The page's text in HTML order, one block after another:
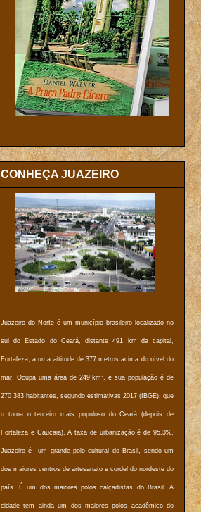
CONHEÇA JUAZEIRO
Juazeiro do Norte é um município brasileiro localizado no
sul do Estado do Ceará, distante 491 km da capital,
Fortaleza, a uma altitude de 377 metros acima do nível do
mar. Ocupa uma área de 249 km², e sua população é de
270 383 habitantes, segundo estimativas 2017 (IBGE), que
o torna o terceiro mais populoso do Ceará (depois de
Fortaleza e Caucaia). A taxa de urbanização é de 95,3%.
Juazeiro é um grande polo cultural do Brasil, sendo um
dos maiores centros de artesanato e cordel do nordeste do
país. É um dos maiores polos calçadistas do Brasil. A
cidade tem ainda um dos maiores polos acadêmico do